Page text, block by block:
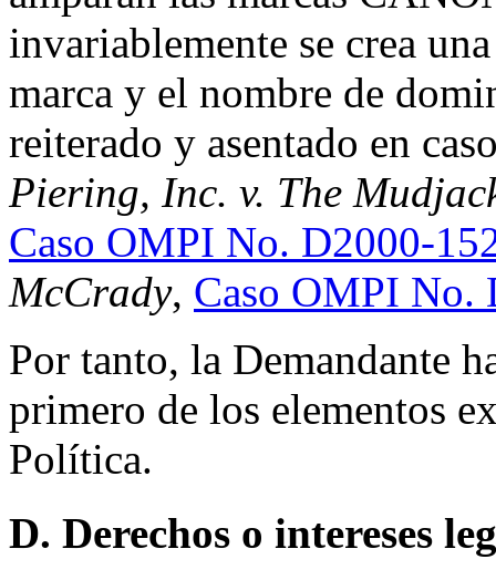
invariablemente se crea
marca y el nombre de
reiterado y asentado en
Piering, Inc. v. The
Caso OMPI No. D2000-
McCrady, Caso OMPI No.
Por tanto, la Demandante
primero de los elementos
Política.
D. Derechos o intereses